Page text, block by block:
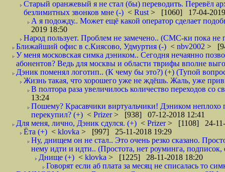
Старый оранжевый я не стал (бы) переводить. Перевёл
безлимитных звонков мне (-) < Rust > [1060] 17-04-
А я подожду.. Может ещё какой оператор сделает
2019 18:50
Народ пользует. Проблем не замечено.. (СМС-ки пока
Ближайший офис в с.Киясово, Удмуртия (-) < nbv2002 >
У меня московская симка дэником.. Сегодня нечаянно
абонентов? Ведь для москвы и области тврифы вполне
Дэник поменял логотип.. (К чему бы это?) (+) (Тупой
Жизнь такая, что хорошего уже не ждёшь. Жаль, уже
В полтора раза увеличилось количество переходов
13:24
Пошему? Красавчики виртуальчики! Дэником
перекупил? (+) < Prizer> [938] 07-12-2018 12:41
Для меня, лично, Дэник сдулся. (+) < Prizer> [1108] 24-11-
Ёта (+) < klovka > [997] 25-11-2018 19:29
Ну, днищем он не стал.. Это очень резко сказано.
нему идти и идти.. (Простота, нет роуминга,
Днище (+) < klovka > [1225] 28-11-2018 18:20
Говорят если аб плата за месяц не списалась то